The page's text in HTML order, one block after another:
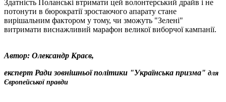
Здатність Поланські втримати цей волонтерський драйв і не
потонути в бюрократії зростаючого апарату стане
вирішальним фактором у тому, чи зможуть "Зелені"
витримати виснажливий марафон великої виборчої кампанії.
Автор: Олександр Краєв,
експерт Ради зовнішньої політики "Українська призма" для
Європейської правди